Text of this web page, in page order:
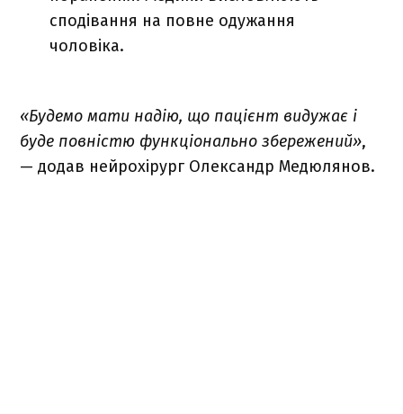
сподівання на повне одужання
чоловіка.
«Будемо мати надію, що пацієнт видужає і
буде повністю функціонально збережений»,
— додав нейрохірург Олександр Медюлянов.